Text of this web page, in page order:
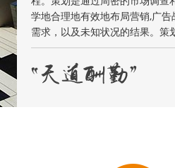
学地合理地有效地布局营销,广
需求，以及未知状况的结果。